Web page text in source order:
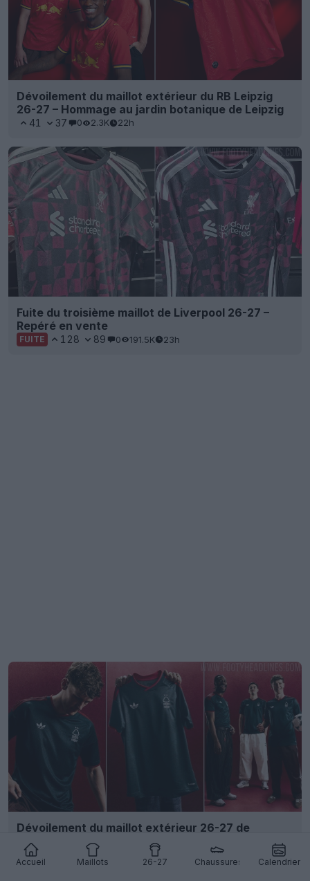
Accueil Maillots 26-27 Chaussures Calendrier
Dévoilement du maillot extérieur du RB Leipzig
26-27 – Hommage au jardin botanique de Leipzig
41 37 0 2.3K 22h
Fuite du troisième maillot de Liverpool 26-27 –
Repéré en vente
FUITE 128 89 0 191.5K 23h
Dévoilement du maillot extérieur 26-27 de
Nottingham Forest
40 10K